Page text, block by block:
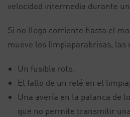
velocidad intermedia durante
Si no llega corriente hasta el
mueve los limpiaparabrisas, las
Un fusible roto.
El fallo de un relé en el
Una avería en la palanca de
que no permite transmitir